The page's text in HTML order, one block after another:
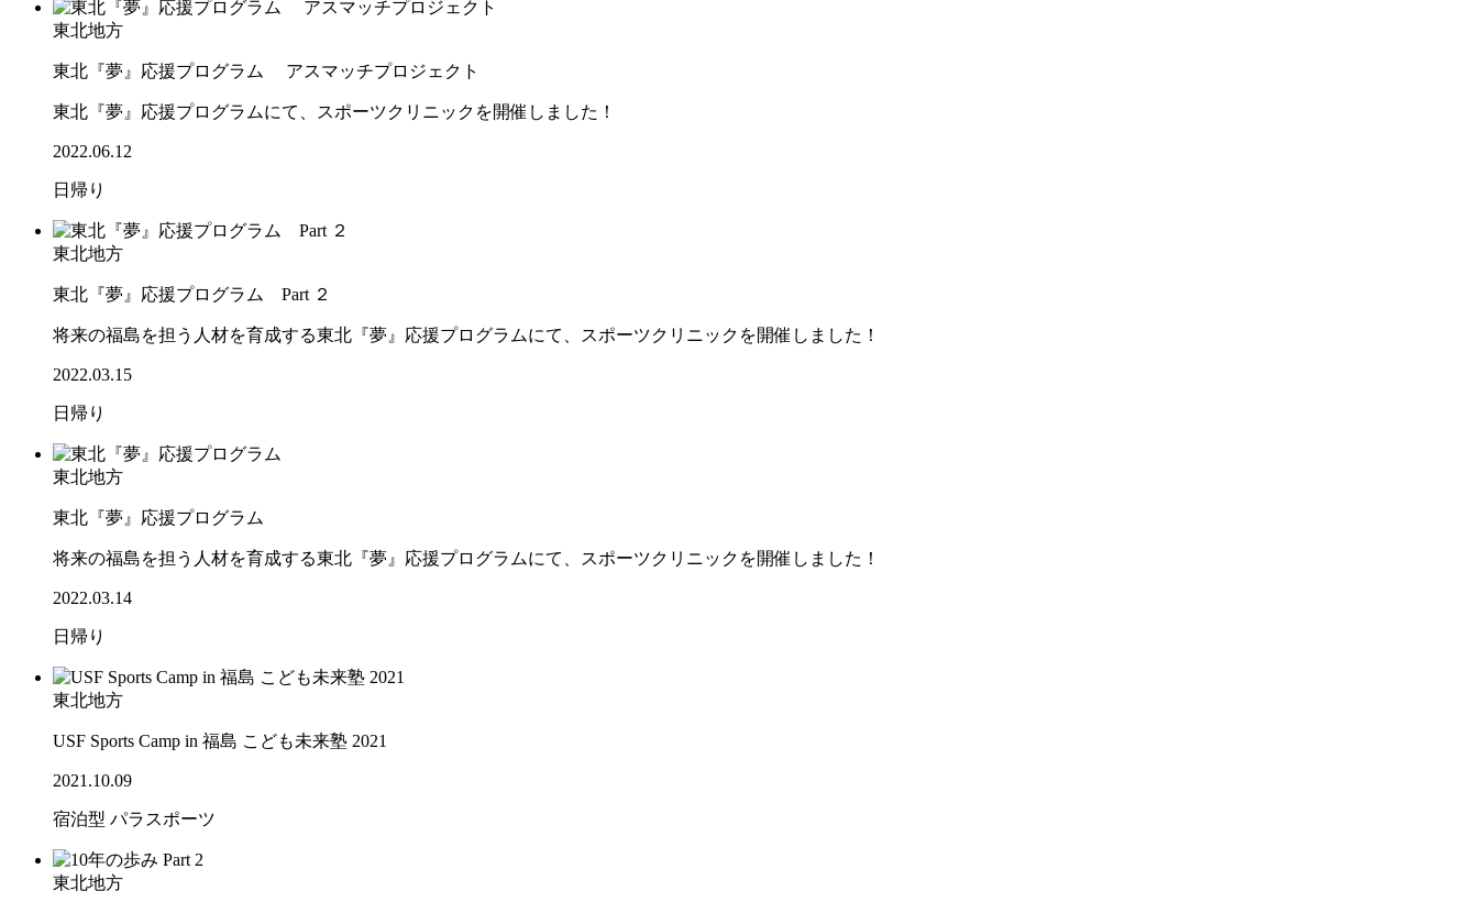
東北地方
東北『夢』応援プログラム アスマッチプロジェクト
東北『夢』応援プログラムにて、スポーツクリニックを開催しました！
2022.06.12
日帰り
東北地方
東北『夢』応援プログラム Part ２
将来の福島を担う人材を育成する東北『夢』応援プログラムにて、スポーツクリニックを開催しました！
2022.03.15
日帰り
東北地方
東北『夢』応援プログラム
将来の福島を担う人材を育成する東北『夢』応援プログラムにて、スポーツクリニックを開催しました！
2022.03.14
日帰り
東北地方
USF Sports Camp in 福島 こども未来塾 2021
2021.10.09
宿泊型 パラスポーツ
東北地方